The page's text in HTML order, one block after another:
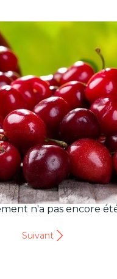
n'a pas encore
Suivant